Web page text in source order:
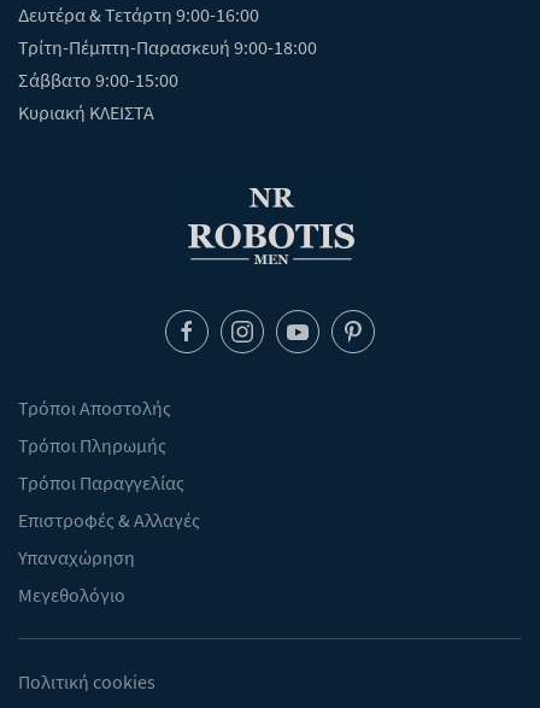
Δευτέρα & Τετάρτη 9:00-16:00
Τρίτη-Πέμπτη-Παρασκευή 9:00-18:00
Σάββατο 9:00-15:00
Κυριακή ΚΛΕΙΣΤΑ
Τρόποι Αποστολής
Τρόποι Πληρωμής
Τρόποι Παραγγελίας
Επιστροφές & Αλλαγές
Υπαναχώρηση
Μεγεθολόγιο
Πολιτική cookies